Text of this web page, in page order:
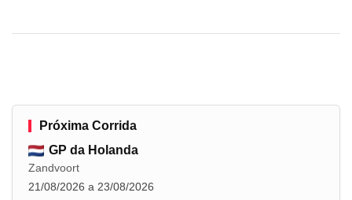
Próxima Corrida
GP da Holanda
Zandvoort
21/08/2026 a 23/08/2026